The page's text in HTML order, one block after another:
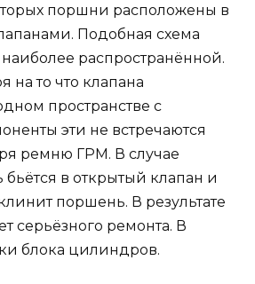
поршни расположены в
Подобная схема
распространённой.
на то что клапана
пространстве с
эти не встречаются
ремню ГРМ. В случае
в открытый клапан и
поршень. В результате
серьёзного ремонта. В
блока цилиндров.